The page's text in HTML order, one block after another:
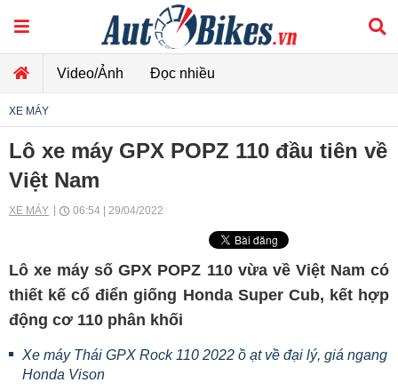
Video/Ảnh Đọc nhiều
XE MÁY
Lô xe máy GPX POPZ 110 đầu tiên về
Việt Nam
XE MÁY 06:54 | 29/04/2022
Lô xe máy số GPX POPZ 110 vừa về Việt Nam có
thiết kế cổ điển giống Honda Super Cub, kết hợp
động cơ 110 phân khối
Xe máy Thái GPX Rock 110 2022 ồ ạt về đại lý, giá ngang
Honda Vison